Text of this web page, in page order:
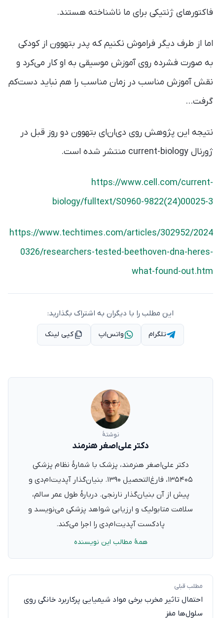
فاکتورهای ژنتیکی برای ما ناشناخته‌ هستند.
اما از طرف دیگر فراموش نکنیم که پدر بتهوون از کودکی
به صورت فشرده روی آموزش موسیقی به او کار می‌کرد و
نقش آموزش مناسب در زمان مناسب را هم نباید دست‌کم
گرفت…
نتیجه این پژوهش روی دی‌ان‌ای بتهوون دو روز قبل در
ژورنال current-biology منتشر شده است.
https://www.cell.com/current-
biology/fulltext/S0960-9822(24)00025-3
https://www.techtimes.com/articles/302952/2024
0326/researchers-tested-beethoven-dna-heres-
what-found-out.htm
این مطلب را با دیگران به اشتراک بگذارید:
تلگرام واتس‌اپ کپی لینک
نوشتهٔ
دکتر علی‌اصغر هنرمند
دکتر علی‌اصغر هنرمند، پزشک با شمارهٔ نظام پزشکی
۱۳۵۴۰۵، فارغ‌التحصیل ۱۳۹۰. بنیان‌گذار آپدیت‌ام‌دی و
پیش از آن بنیان‌گذار نارنجی. دربارهٔ طول عمر سالم،
سلامت متابولیک و ارزیابی شواهد پزشکی می‌نویسد و
پادکست آپدیت‌ام‌دی را اجرا می‌کند.
همهٔ مطالب این نویسنده
مطلب قبلی
احتمال تاثیر مخرب برخی مواد شیمیایی پرکاربرد خانگی روی
سلول‌ها مفز